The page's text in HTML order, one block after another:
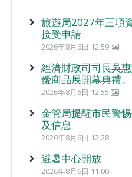
旅遊局2027年三項
接受申請
2026年8月6日 12:59
經濟財政司司長吳
優商品展開幕典禮。
2026年8月6日 12:55
金管局提醒市民警
及信息
2026年8月6日 12:28
避暑中心開放
2026年8月6日 11:00